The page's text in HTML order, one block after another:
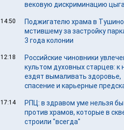
вековую дискриминацию
14:50
Поджигателю храма в
мстившему за застройку
3 года колонии
12:18
Российские чиновники
культом духовных старцев: к
ездят вымаливать здоровье,
спасение и карьерные
17:14
РПЦ: в здравом уме нельзя
против храмов, которые в
строили "всегда"